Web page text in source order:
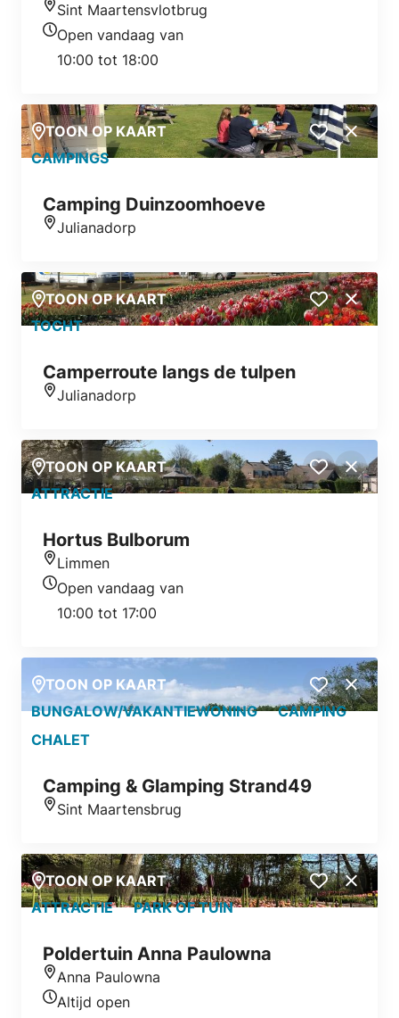
Locatie
Sint Maartensvlotbrug
Openingstijden vandaag
Open vandaag van
10:00 tot 18:00
TOON OP KAART
Close
CAMPINGS
Camping Duinzoomhoeve
Julianadorp
TOON OP KAART
Close
TOCHT
Camperroute langs de tulpen
Julianadorp
TOON OP KAART
Close
ATTRACTIE
Hortus Bulborum
Locatie
Limmen
Openingstijden vandaag
Open vandaag van
10:00 tot 17:00
TOON OP KAART
Close
BUNGALOW/VAKANTIEWONING
CAMPING
CHALET
Camping & Glamping Strand49
Sint Maartensbrug
TOON OP KAART
Close
ATTRACTIE
PARK OF TUIN
Poldertuin Anna Paulowna
Locatie
Anna Paulowna
Altijd open